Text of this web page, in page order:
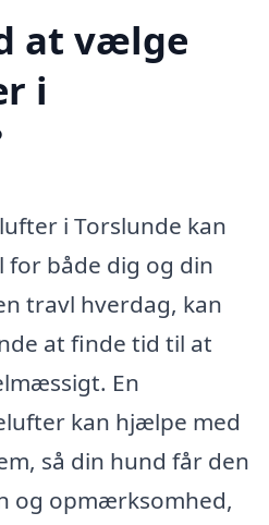
at vælge
i
i Torslunde kan
både dig og din
travl hverdag, kan
at finde tid til at
En
kan hjælpe med
så din hund får den
og opmærksomhed,